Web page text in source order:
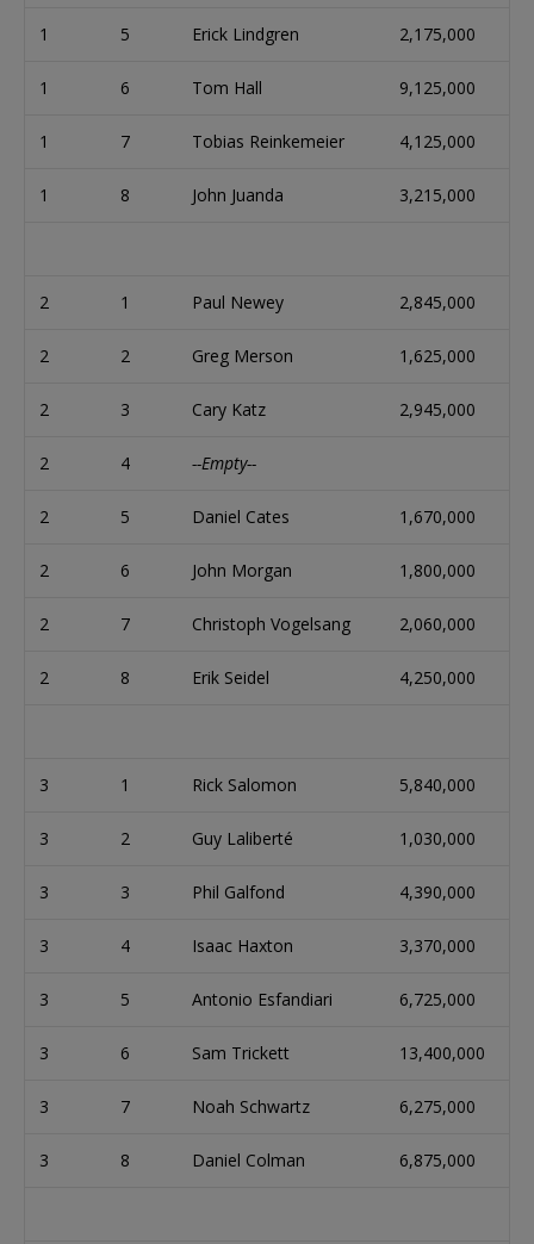
1 5 Erick Lindgren 2,175,000
1 6 Tom Hall 9,125,000
1 7 Tobias Reinkemeier 4,125,000
1 8 John Juanda 3,215,000
2 1 Paul Newey 2,845,000
2 2 Greg Merson 1,625,000
2 3 Cary Katz 2,945,000
2 4 --Empty--
2 5 Daniel Cates 1,670,000
2 6 John Morgan 1,800,000
2 7 Christoph Vogelsang 2,060,000
2 8 Erik Seidel 4,250,000
3 1 Rick Salomon 5,840,000
3 2 Guy Laliberté 1,030,000
3 3 Phil Galfond 4,390,000
3 4 Isaac Haxton 3,370,000
3 5 Antonio Esfandiari 6,725,000
3 6 Sam Trickett 13,400,000
3 7 Noah Schwartz 6,275,000
3 8 Daniel Colman 6,875,000